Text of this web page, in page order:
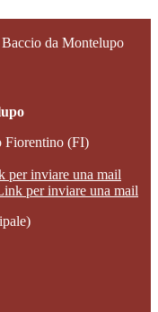
da Montelupo
Fiorentino (FI)
per inviare una mail
per inviare una mail